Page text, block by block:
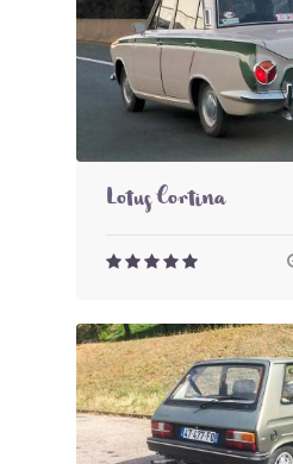
Lotus Cortina